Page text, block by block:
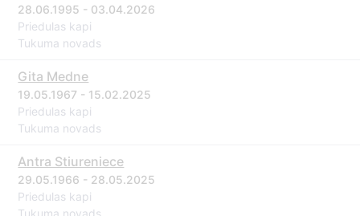
28.06.1995 - 03.04.2026
Priedulas kapi
Tukuma novads
Gita Medne
19.05.1967 - 15.02.2025
Priedulas kapi
Tukuma novads
Antra Stiureniece
29.05.1966 - 28.05.2025
Priedulas kapi
Tukuma novads